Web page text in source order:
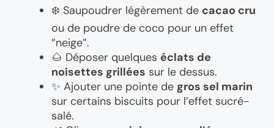
❄️ Saupoudrer légèrement de cacao cru
ou de poudre de coco pour un effet
“neige”.
🌰 Déposer quelques éclats de
noisettes grillées sur le dessus.
✨ Ajouter une pointe de gros sel marin
sur certains biscuits pour l’effet sucré-
salé.